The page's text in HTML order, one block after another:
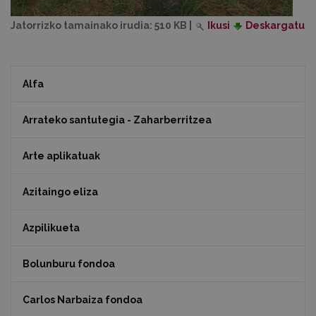
Jatorrizko tamainako irudia: 510 KB Ikusi Deskargatu
Alfa
Arrateko santutegia - Zaharberritzea
Arte aplikatuak
Azitaingo eliza
Azpilikueta
Bolunburu fondoa
Carlos Narbaiza fondoa